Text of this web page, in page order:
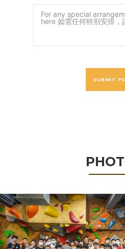
SUBMIT